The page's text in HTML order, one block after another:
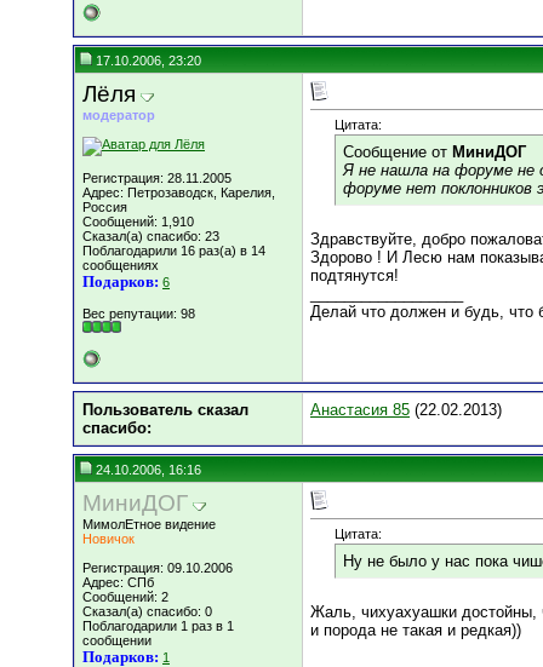
17.10.2006, 23:20
Лёля
модератор
Регистрация: 28.11.2005
Адрес: Петрозаводск, Карелия,
Россия
Сообщений: 1,910
Сказал(а) спасибо: 23
Поблагодарили 16 раз(а) в 14
сообщениях
Подарков: 6
Вес репутации: 98
Цитата:
Сообщение от МиниДОГ
Я не нашла на форуме не
форуме нет поклонников
Здравствуйте, добро
Здорово ! И Лесю нам
подтянутся!
Делай что должен и будь, что
Пользователь сказал
cпасибо:
Анастасия 85 (22.02.2013)
24.10.2006, 16:16
МиниДОГ
МимолЕтное видение
Новичок
Регистрация: 09.10.2006
Адрес: СПб
Сообщений: 2
Сказал(а) спасибо: 0
Поблагодарили 1 раз в 1
сообщении
Подарков: 1
Цитата:
Ну не было у нас пока
Жаль, чихуахуашки достойны,
и порода не такая и редкая))